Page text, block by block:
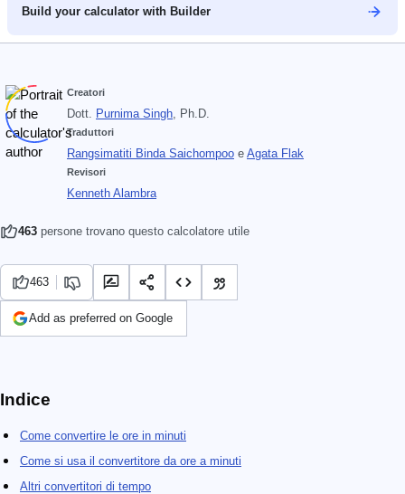
Build your calculator with Builder
Creatori
Dott. Purnima Singh, Ph.D.
Traduttori
Rangsimatiti Binda Saichompoo e Agata Flak
Revisori
Kenneth Alambra
463 persone trovano questo calcolatore utile
463
Add as preferred on Google
Indice
Come convertire le ore in minuti
Come si usa il convertitore da ore a minuti
Altri convertitori di tempo